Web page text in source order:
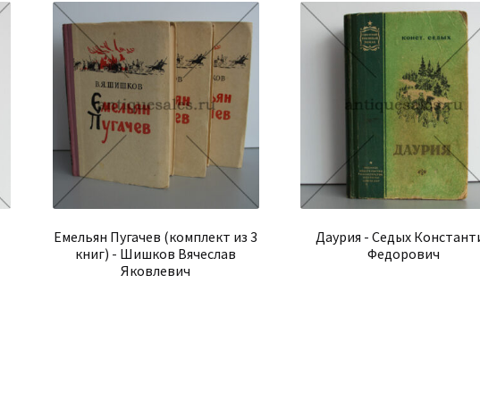
Емельян Пугачев (комплект из 3
книг) - Шишков Вячеслав
Яковлевич
Даурия - Седых
Федорович